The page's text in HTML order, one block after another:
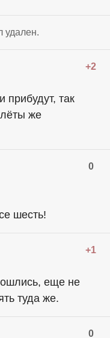
удален.
+2
прибудут, так
же
0
шесть!
+1
еще не
туда же.
0